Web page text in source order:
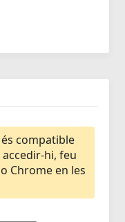
compatible
hi, feu
Chrome en les